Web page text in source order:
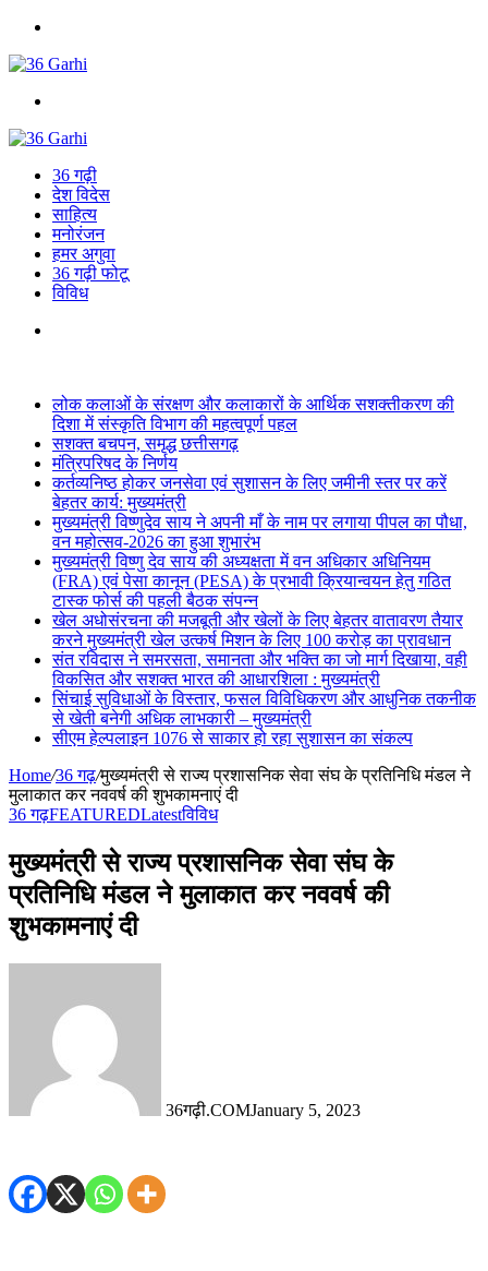
36 गढ़ी
देश विदेस
साहित्य
मनोरंजन
हमर अगुवा
36 गढ़ी फोटू
विविध
लोक कलाओं के संरक्षण और कलाकारों के आर्थिक सशक्तीकरण की
दिशा में संस्कृति विभाग की महत्वपूर्ण पहल
सशक्त बचपन, समृद्ध छत्तीसगढ़
मंत्रिपरिषद के निर्णय
कर्तव्यनिष्ठ होकर जनसेवा एवं सुशासन के लिए जमीनी स्तर पर करें
बेहतर कार्य: मुख्यमंत्री
मुख्यमंत्री विष्णुदेव साय ने अपनी माँ के नाम पर लगाया पीपल का पौधा,
वन महोत्सव-2026 का हुआ शुभारंभ
मुख्यमंत्री विष्णु देव साय की अध्यक्षता में वन अधिकार अधिनियम
(FRA) एवं पेसा कानून (PESA) के प्रभावी क्रियान्वयन हेतु गठित
टास्क फोर्स की पहली बैठक संपन्न
खेल अधोसंरचना की मजबूती और खेलों के लिए बेहतर वातावरण तैयार
करने मुख्यमंत्री खेल उत्कर्ष मिशन के लिए 100 करोड़ का प्रावधान
संत रविदास ने समरसता, समानता और भक्ति का जो मार्ग दिखाया, वही
विकसित और सशक्त भारत की आधारशिला : मुख्यमंत्री
सिंचाई सुविधाओं के विस्तार, फसल विविधिकरण और आधुनिक तकनीक
से खेती बनेगी अधिक लाभकारी – मुख्यमंत्री
सीएम हेल्पलाइन 1076 से साकार हो रहा सुशासन का संकल्प
Home/36 गढ़/मुख्यमंत्री से राज्य प्रशासनिक सेवा संघ के प्रतिनिधि मंडल ने
मुलाकात कर नववर्ष की शुभकामनाएं दी
36 गढ़FEATUREDLatestविविध
मुख्यमंत्री से राज्य प्रशासनिक सेवा संघ के
प्रतिनिधि मंडल ने मुलाकात कर नववर्ष की
शुभकामनाएं दी
36गढ़ी.COMJanuary 5, 2023